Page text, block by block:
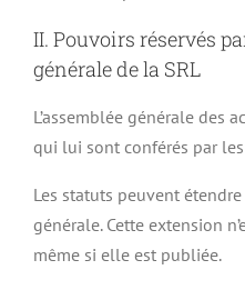
II. Pouvoirs réservés
générale de la SRL
L’assemblée générale des
qui lui sont conférés par
Les statuts peuvent
générale. Cette extension
même si elle est publiée.